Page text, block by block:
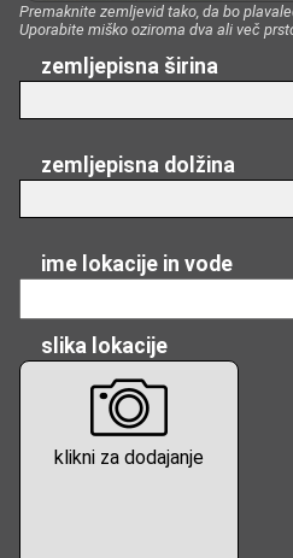
Premaknite zemljevid tako, da bo
Uporabite miško oziroma dva ali več
zemljepisna širina
zemljepisna dolžina
ime lokacije in vode
slika lokacije
klikni za dodajanje